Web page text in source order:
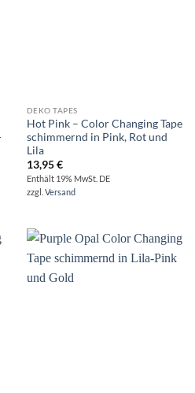
DEKO TAPES
Hot Pink – Color Changing Tape
schimmernd in Pink, Rot und
Lila
13,95€
Enthält 19% MwSt. DE
zzgl. Versand